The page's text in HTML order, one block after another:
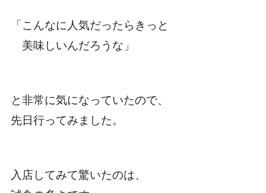
「こんなに人気だったらきっと
美味しいんだろうな」
と非常に気になっていたので、
先日行ってみました。
入店してみて驚いたのは、